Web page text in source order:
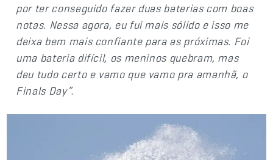
por ter conseguido fazer duas baterias com boas
notas. Nessa agora, eu fui mais sólido e isso me
deixa bem mais confiante para as próximas. Foi
uma bateria difícil, os meninos quebram, mas
deu tudo certo e vamo que vamo pra amanhã, o
Finals Day”.